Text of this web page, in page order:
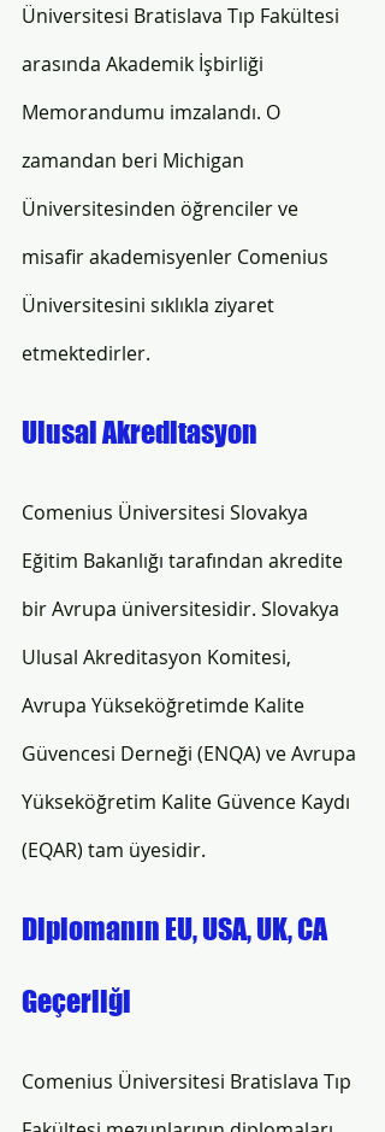
Üniversitesi Bratislava Tıp Fakültesi
arasında Akademik İşbirliği
Memorandumu imzalandı. O
zamandan beri Michigan
Üniversitesinden öğrenciler ve
misafir akademisyenler Comenius
Üniversitesini sıklıkla ziyaret
etmektedirler.
Ulusal Akreditasyon
Comenius Üniversitesi Slovakya
Eğitim Bakanlığı tarafından akredite
bir Avrupa üniversitesidir. Slovakya
Ulusal Akreditasyon Komitesi,
Avrupa Yükseköğretimde Kalite
Güvencesi Derneği (ENQA) ve Avrupa
Yükseköğretim Kalite Güvence Kaydı
(EQAR) tam üyesidir.
Diplomanın EU, USA, UK, CA
Geçerliği
Comenius Üniversitesi Bratislava Tıp